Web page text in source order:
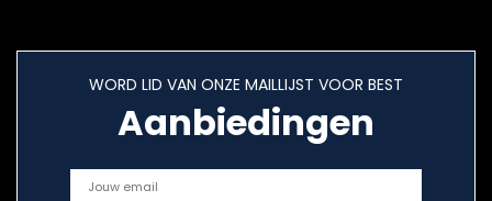
WORD LID VAN ONZE MAILLIJST VOOR BEST
Aanbiedingen